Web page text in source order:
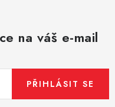
na váš e-mail
PŘIHLÁSIT SE